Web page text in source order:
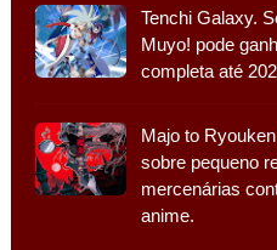
Tenchi Galaxy.
Muyo! pode
completa até
Majo to
sobre pequeno
mercenárias
anime.